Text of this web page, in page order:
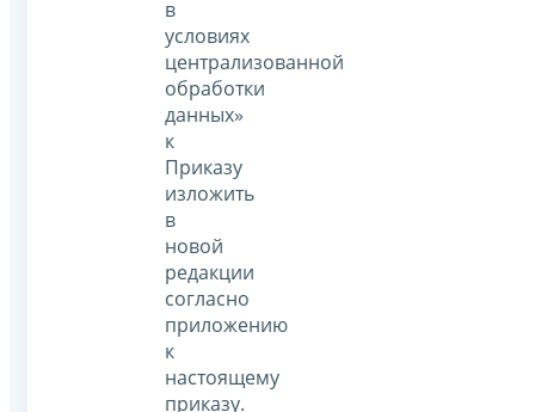
в
условиях
централизованной
обработки
данных»
к
Приказу
изложить
в
новой
редакции
согласно
приложению
к
настоящему
приказу.